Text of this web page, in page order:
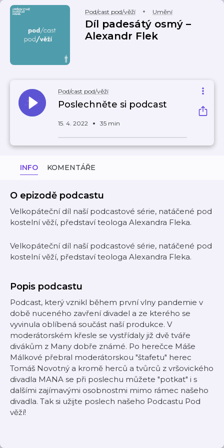
Pod/cast pod/věží Umění
Díl padesátý osmý –
Alexandr Flek
Pod/cast pod/věží
Poslechněte si podcast
15. 4. 2022 35 min
INFO KOMENTÁŘE
O epizodě podcastu
Velkopáteční díl naší podcastové série, natáčené pod
kostelní věží, představí teologa Alexandra Fleka.
Velkopáteční díl naší podcastové série, natáčené pod
kostelní věží, představí teologa Alexandra Fleka.
Popis podcastu
Podcast, který vznikl během první vlny pandemie v
době nuceného zavření divadel a ze kterého se
vyvinula oblíbená součást naší produkce. V
moderátorském křesle se vystřídaly již dvě tváře
divákům z Many dobře známé. Po herečce Máše
Málkové přebral moderátorskou "štafetu" herec
Tomáš Novotný a kromě herců a tvůrců z vršovického
divadla MANA se při poslechu můžete "potkat" i s
dalšími zajímavými osobnostmi mimo rámec našeho
divadla. Tak si užijte poslech našeho Podcastu Pod
věží!